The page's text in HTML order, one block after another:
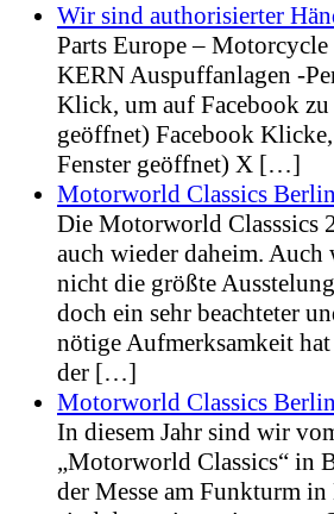
Wir sind authorisierter
Parts Europe –
KERN Auspuffanlagen -
Klick, um auf Facebook
geöffnet) Facebook
Fenster geöffnet) X […]
Motorworld Classics
Die Motorworld Classsics
auch wieder daheim.
nicht die größte
doch ein sehr beachteter
nötige Aufmerksamkeit
der […]
Motorworld Classics Berlin
In diesem Jahr sind wir
„Motorworld Classics“ in
der Messe am Funkturm